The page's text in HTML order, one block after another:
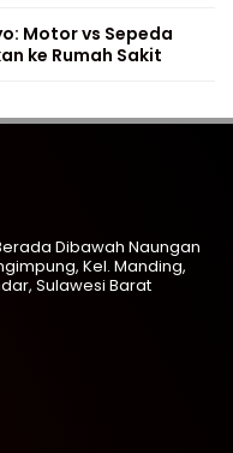
Motor vs Sepeda
ke Rumah Sakit
Dibawah Naungan
Kel. Manding,
Sulawesi Barat